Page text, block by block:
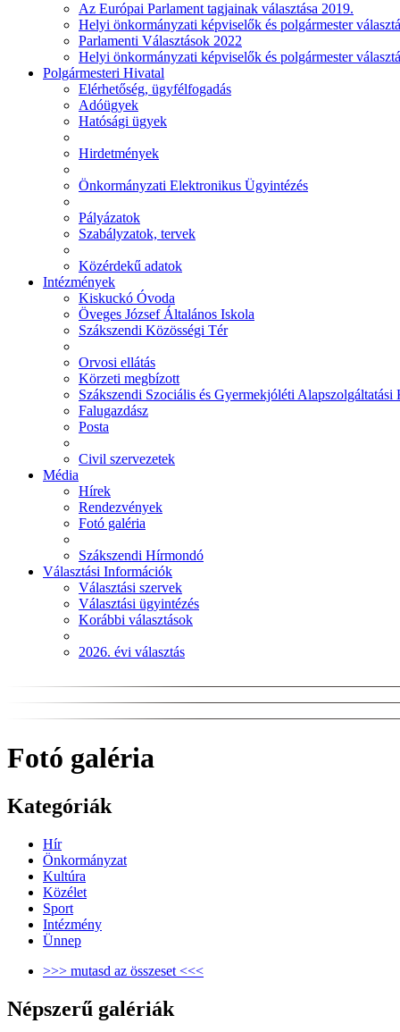
Az Európai Parlament tagjainak választása 2019.
Helyi önkormányzati képviselők és polgármester
Parlamenti Választások 2022
Helyi önkormányzati képviselők és polgármester
Polgármesteri Hivatal
Elérhetőség, ügyfélfogadás
Adóügyek
Hatósági ügyek
Hirdetmények
Önkormányzati Elektronikus Ügyintézés
Pályázatok
Szabályzatok, tervek
Közérdekű adatok
Intézmények
Kiskuckó Óvoda
Öveges József Általános Iskola
Szákszendi Közösségi Tér
Orvosi ellátás
Körzeti megbízott
Szákszendi Szociális és Gyermekjóléti Alapszolgáltatási
Falugazdász
Posta
Civil szervezetek
Média
Hírek
Rendezvények
Fotó galéria
Szákszendi Hírmondó
Választási Információk
Választási szervek
Választási ügyintézés
Korábbi választások
2026. évi választás
Fotó galéria
Kategóriák
Hír
Önkormányzat
Kultúra
Közélet
Sport
Intézmény
Ünnep
>>> mutasd az összeset <<<
Népszerű galériák